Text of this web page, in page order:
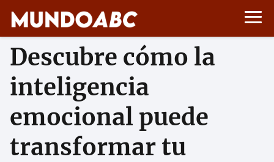
Descubre cómo la
inteligencia
emocional puede
transformar tu